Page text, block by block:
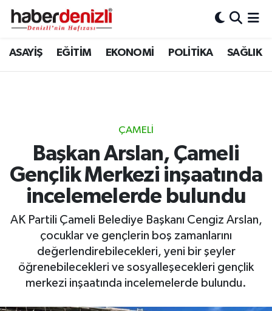
ASAYİŞ EĞİTİM EKONOMİ POLİTİKA SAĞLIK
ÇAMELİ
Başkan Arslan, Çameli
Gençlik Merkezi inşaatında
incelemelerde bulundu
AK Partili Çameli Belediye Başkanı Cengiz Arslan,
çocuklar ve gençlerin boş zamanlarını
değerlendirebilecekleri, yeni bir şeyler
öğrenebilecekleri ve sosyalleşecekleri gençlik
merkezi inşaatında incelemelerde bulundu.
Denizli Nöbetçi Eczaneler
Tüm Manşetler
Son Dakika Haberleri
Haber Arşivi